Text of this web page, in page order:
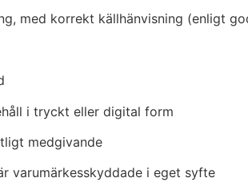
med korrekt källhänvisning (enligt
i tryckt eller digital form
medgivande
varumärkesskyddade i eget syfte